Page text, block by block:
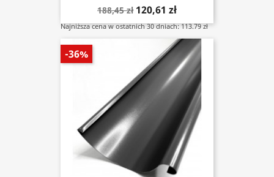
188,45 zł 120,61 zł
Najniższa cena w ostatnich 30 dniach: 113.79 zł
-36%